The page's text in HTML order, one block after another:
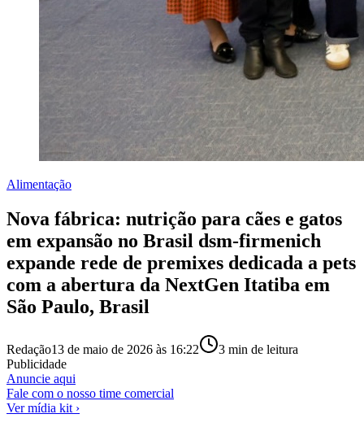
Alimentação
Nova fábrica: nutrição para cães e gatos
em expansão no Brasil dsm-firmenich
expande rede de premixes dedicada a pets
com a abertura da NextGen Itatiba em
São Paulo, Brasil
Redação13 de maio de 2026 às 16:22 3 min de leitura
Publicidade
Anuncie aqui
Fale com o nosso time comercial
Ver mídia kit ›